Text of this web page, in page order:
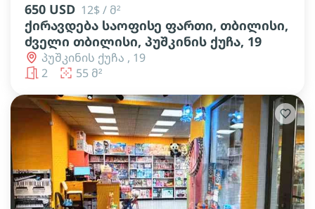
650 USD 12$ / მ²
ქირავდება საოფისე ფართი, თბილისი,
ძველი თბილისი, პუშკინის ქუჩა, 19
პუშკინის ქუჩა , 19
2
55 მ²